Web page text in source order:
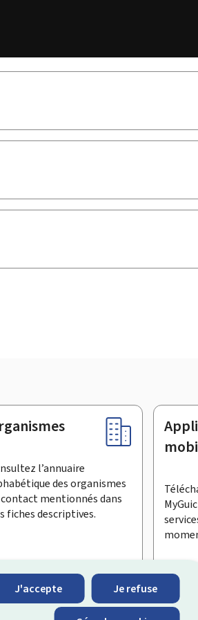
J'accepte Je refuse
l’annuaire
des organismes
mentionnés dans
fiches descriptives.